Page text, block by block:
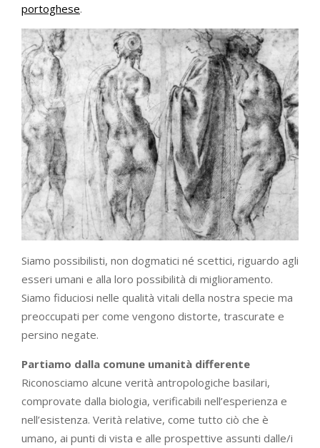
portoghese.
Siamo possibilisti, non dogmatici né scettici, riguardo agli
esseri umani e alla loro possibilità di miglioramento.
Siamo fiduciosi nelle qualità vitali della nostra specie ma
preoccupati per come vengono distorte, trascurate e
persino negate.
Partiamo dalla comune umanità differente
Riconosciamo alcune verità antropologiche basilari,
comprovate dalla biologia, verificabili nell’esperienza e
nell’esistenza. Verità relative, come tutto ciò che è
umano, ai punti di vista e alle prospettive assunti dalle/i